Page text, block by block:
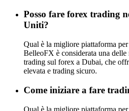
Posso fare forex trading
Uniti?
Qual è la migliore piattaforma
BelleoFX è considerata una
trading sul forex a Dubai, che
elevata e trading sicuro.
Come iniziare a fare
Qual è la migliore piattaforma